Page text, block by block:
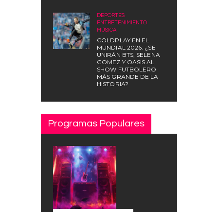
DEPORTES
ENTRETENIMIENTO
MÚSICA
COLDPLAY EN EL
MUNDIAL 2026: ¿SE
UNIRÁN BTS, SELENA
GOMEZ Y OASIS AL
SHOW FUTBOLERO
MÁS GRANDE DE LA
HISTORIA?
Programas Populares